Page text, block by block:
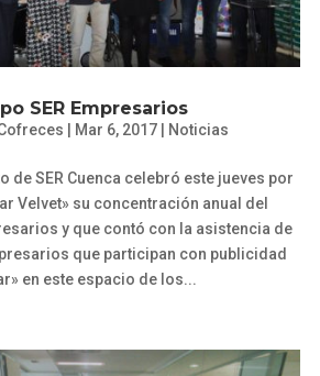
SER Empresarios
Mar 6, 2017| Noticias
de SER Cuenca celebró este jueves por
Velvet» su concentración anual del
y que contó con la asistencia de
que participan con publicidad
en este espacio de los...